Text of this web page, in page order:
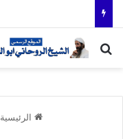
بحث عن
الرئيسية